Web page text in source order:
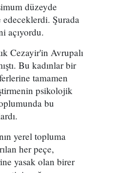
düzeyde
edeceklerdi. Şurada
açıyordu.
Cezayir'in Avrupalı
Bu kadınlar bir
tamamen
psikolojik
bu
yerel topluma
her peçe,
yasak olan birer